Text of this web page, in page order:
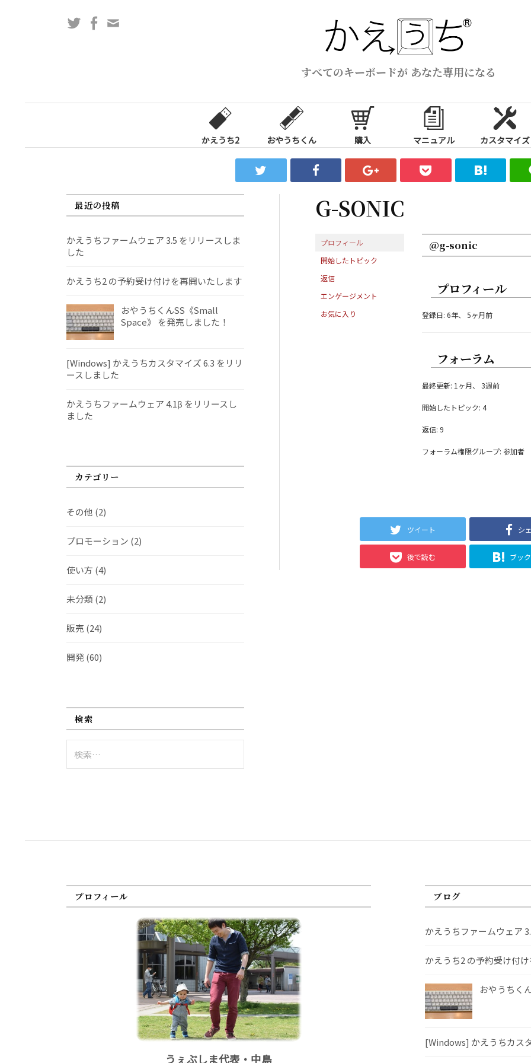
ス
すべてのキーボードが あなた専用になる
TwitterFacebook
かえうち2 おやうちくん 購入 マニュアル カスタマイズ
G-SONIC
プロフィール
開始したトピック
返信
エンゲージメント
お気に入り
@g-sonic
プロフィール
登録日: 6年、 5ヶ月前
フォーラム
最終更新: 1ヶ月、 3週前
開始したトピック: 4
返信: 9
フォーラム権限グループ: 参加者
ツイート シ
後で読む ブッ
最近の投稿
かえうちファームウェア 3.5 をリリースしま
した
かえうち2 の予約受け付けを再開いたします
おやうちくんSS《Small
Space》 を発売しました！
[Windows] かえうちカスタマイズ 6.3 をリリ
ースしました
かえうちファームウェア 4.1β をリリースし
ました
カテゴリー
その他 (2)
プロモーション (2)
使い方 (4)
未分類 (2)
販売 (24)
開発(60)
検索
索:
プロフィール
うぇぶしま代表・中島
ブログ
かえうちファームウェア
かえうち2 の予約受け付
おやうちく
[Windows] かえうちカス